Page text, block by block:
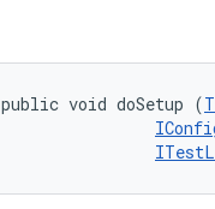
public void doSetup (